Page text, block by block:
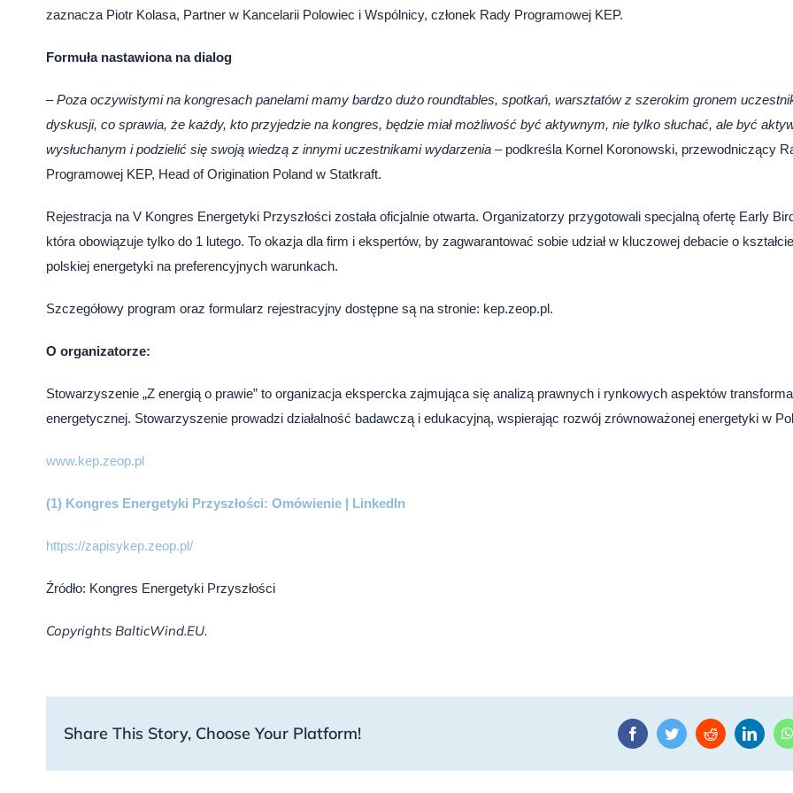
zaznacza Piotr Kolasa, Partner w Kancelarii Polowiec i Wspólnicy, członek Rady Programowej KEP.
Formuła nastawiona na dialog
–Poza oczywistymi na kongresach panelami mamy bardzo dużo roundtables, spotkań, warsztatów z szerokim gronem
dyskusji, co sprawia, że każdy, kto przyjedzie na kongres, będzie miał możliwość być aktywnym, nie tylko słuchać, ale być
wysłuchanym i podzielić się swoją wiedzą z innymi uczestnikami wydarzenia – podkreśla Kornel Koronowski, przewodniczący
Programowej KEP, Head of Origination Poland w Statkraft.
Rejestracja na V Kongres Energetyki Przyszłości została oficjalnie otwarta. Organizatorzy przygotowali specjalną ofertę Early
która obowiązuje tylko do 1 lutego. To okazja dla firm i ekspertów, by zagwarantować sobie udział w kluczowej debacie o kształcie
polskiej energetyki na preferencyjnych warunkach.
Szczegółowy program oraz formularz rejestracyjny dostępne są na stronie: kep.zeop.pl.
O organizatorze:
Stowarzyszenie „Z energią o prawie” to organizacja ekspercka zajmująca się analizą prawnych i rynkowych aspektów
energetycznej. Stowarzyszenie prowadzi działalność badawczą i edukacyjną, wspierając rozwój zrównoważonej energetyki w
www.kep.zeop.pl
(1) Kongres Energetyki Przyszłości: Omówienie | LinkedIn
https://zapisykep.zeop.pl/
Źródło: Kongres Energetyki Przyszłości
Copyrights BalticWind.EU.
Share This Story, Choose Your Platform! FacebookTwitterReddit